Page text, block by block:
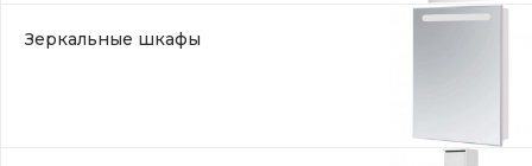
Зеркальные шкафы